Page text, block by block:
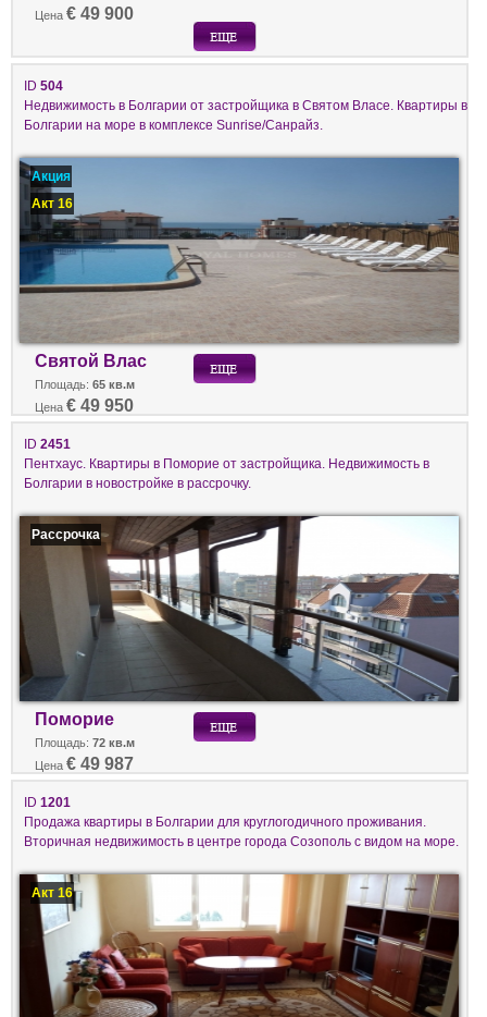
Цена € 49 900
ID 504
Недвижимость в Болгарии от застройщика в Святом Власе. Квартиры в
Болгарии на море в комплексе Sunrise/Санрайз.
Акция
Акт 16
Святой Влас
Площадь: 65 кв.м
Цена € 49 950
ID 2451
Пентхаус. Квартиры в Поморие от застройщика. Недвижимость в
Болгарии в новостройке в рассрочку.
Рассрочка
Поморие
Площадь: 72 кв.м
Цена € 49 987
ID 1201
Продажа квартиры в Болгарии для круглогодичного проживания.
Вторичная недвижимость в центре города Созополь с видом на море.
Акт 16